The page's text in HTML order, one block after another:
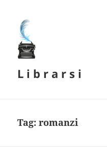
L i b r a r s i
Tag:romanzi